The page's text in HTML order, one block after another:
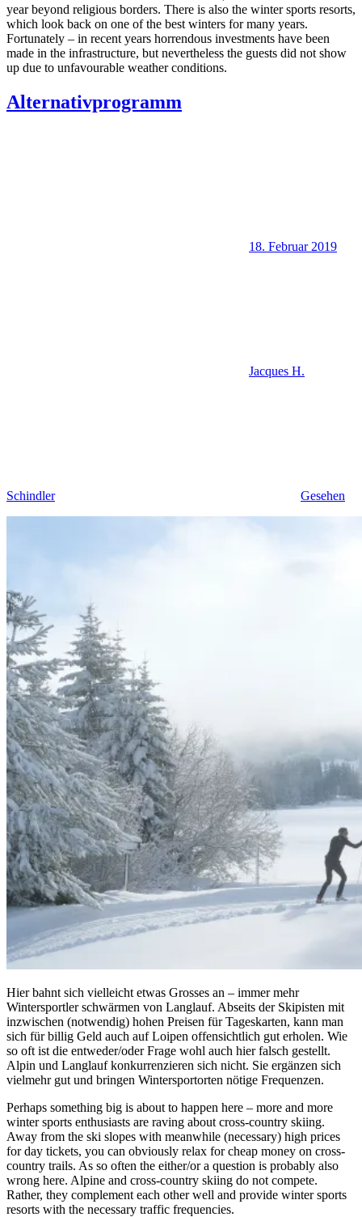
year beyond religious borders. There is also the winter sports resorts,
which look back on one of the best winters for many years.
Fortunately – in recent years horrendous investments have been
made in the infrastructure, but nevertheless the guests did not show
up due to unfavourable weather conditions.
Alternativprogramm
18. Februar 2019
Jacques H.
Schindler Gesehen
Hier bahnt sich vielleicht etwas Grosses an – immer mehr
Wintersportler schwärmen von Langlauf. Abseits der Skipisten mit
inzwischen (notwendig) hohen Preisen für Tageskarten, kann man
sich für billig Geld auch auf Loipen offensichtlich gut erholen. Wie
so oft ist die entweder/oder Frage wohl auch hier falsch gestellt.
Alpin und Langlauf konkurrenzieren sich nicht. Sie ergänzen sich
vielmehr gut und bringen Wintersportorten nötige Frequenzen.
Perhaps something big is about to happen here – more and more
winter sports enthusiasts are raving about cross-country skiing.
Away from the ski slopes with meanwhile (necessary) high prices
for day tickets, you can obviously relax for cheap money on cross-
country trails. As so often the either/or a question is probably also
wrong here. Alpine and cross-country skiing do not compete.
Rather, they complement each other well and provide winter sports
resorts with the necessary traffic frequencies.